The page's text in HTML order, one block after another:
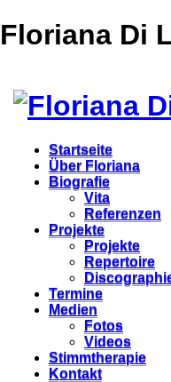
Floriana Di
Startseite
Über Floriana
Biografie
Vita
Referenzen
Projekte
Projekte
Repertoire
Termine
Medien
Fotos
Videos
Stimmtherapie
Kontakt